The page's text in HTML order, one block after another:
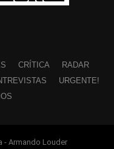
CRÍTICA
RADAR
URGENTE!
- Armando Louder